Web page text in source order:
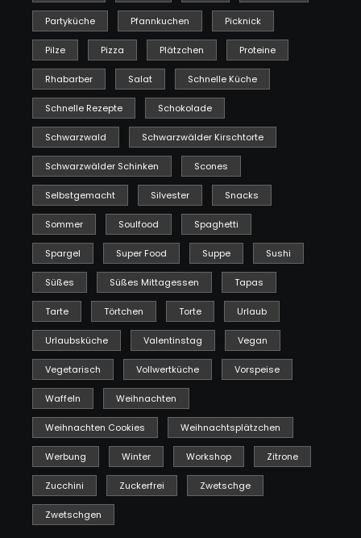
Partyküche Pfannkuchen Picknick
Pilze Pizza Plätzchen Proteine
Rhabarber Salat Schnelle Küche
Schnelle Rezepte Schokolade
Schwarzwald Schwarzwälder Kirschtorte
Schwarzwälder Schinken Scones
Selbstgemacht Silvester Snacks
Sommer Soulfood Spaghetti
Spargel Super Food Suppe Sushi
Süßes Süßes Mittagessen Tapas
Tarte Törtchen Torte Urlaub
Urlaubsküche Valentinstag Vegan
Vegetarisch Vollwertküche Vorspeise
Waffeln Weihnachten
Weihnachten Cookies Weihnachtsplätzchen
Werbung Winter Workshop Zitrone
Zucchini Zuckerfrei Zwetschge
Zwetschgen